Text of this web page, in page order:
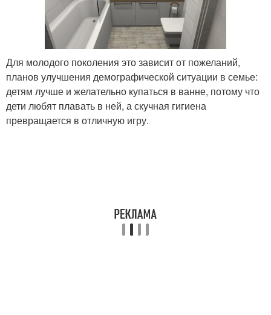
Для молодого поколения это зависит от пожеланий,
планов улучшения демографической ситуации в семье:
детям лучше и желательно купаться в ванне, потому что
дети любят плавать в ней, а скучная гигиена
превращается в отличную игру.